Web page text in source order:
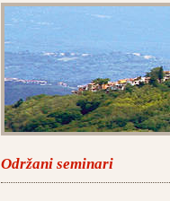
Održani seminari